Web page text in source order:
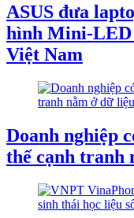
ASUS đưa
hình Mini-LED
Việt Nam
Doanh nghiệp
thế cạnh tranh